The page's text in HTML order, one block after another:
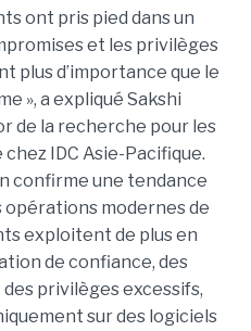
ont pris pied dans un
et les privilèges
plus d’importance que le
», a expliqué Sakshi
de la recherche pour les
IDC Asie-Pacifique.
confirme une tendance
opérations modernes de
exploitent de plus en
de confiance, des
privilèges excessifs,
sur des logiciels